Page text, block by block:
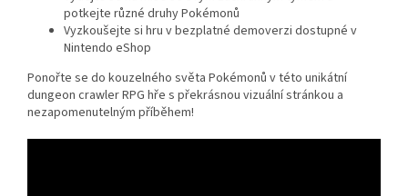
potkejte různé druhy Pokémonů
Vyzkoušejte si hru v bezplatné demoverzi dostupné v
Nintendo eShop
Ponořte se do kouzelného světa Pokémonů v této unikátní
dungeon crawler RPG hře s překrásnou vizuální stránkou a
nezapomenutelným příběhem!